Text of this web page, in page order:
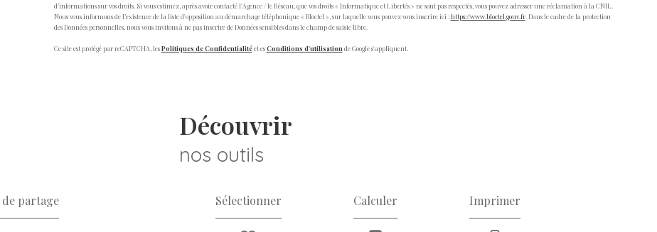
d’informations sur vos droits. Si vous estimez, après avoir contacté l'Agence / le Réseau, que vos droits « Informatique et Libertés » ne sont pas respectés, vous pouvez adresser une réclamation à la CNIL.
Nous vous informons de l’existence de la liste d'opposition au démarchage téléphonique « Bloctel », sur laquelle vous pouvez vous inscrire ici :https://www.bloctel.gouv.fr. Dans le cadre de la protection
des Données personnelles, nous vous invitons à ne pas inscrire de Données sensibles dans le champ de saisie libre.
Ce site est protégé par reCAPTCHA, lesPolitiques de Confidentialitéet esConditions d'utilisation de Google s'appliquent.
de partage
découvrir
nos outils
Sélectionner Calculer Imprimer